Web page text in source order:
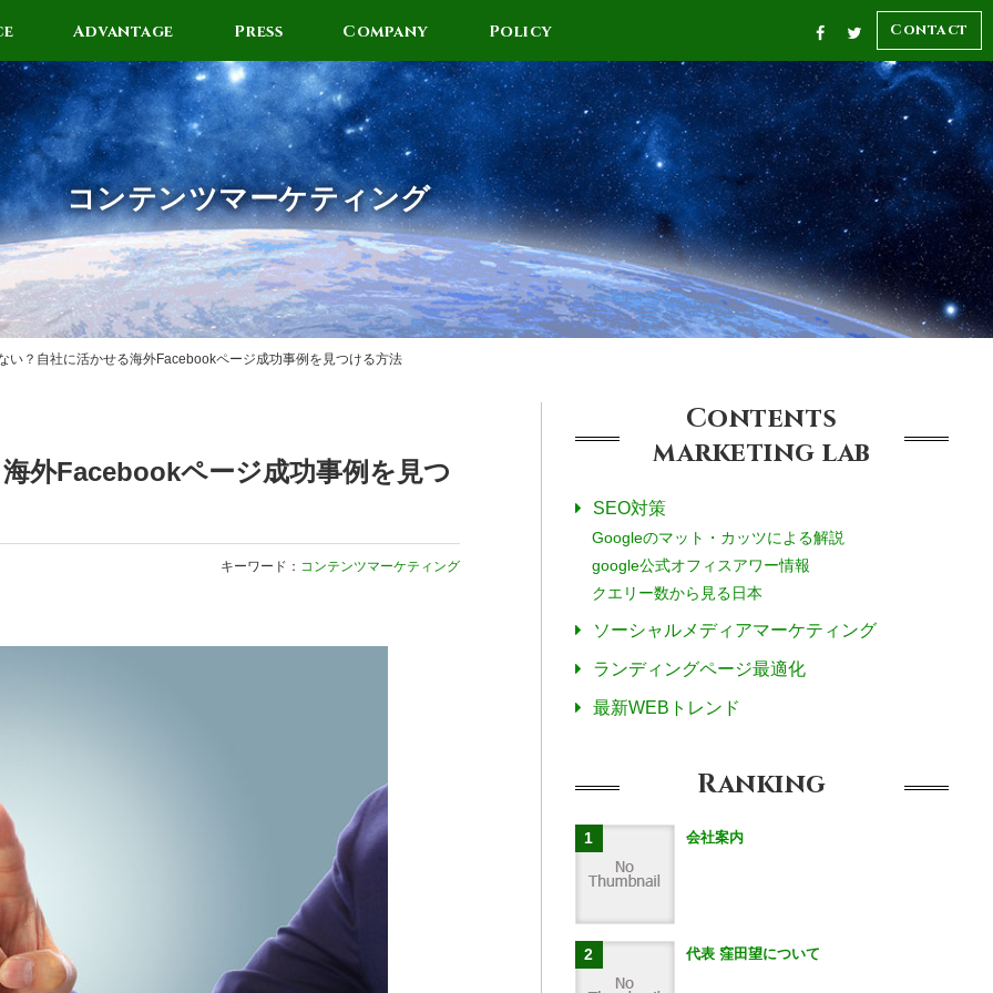
Advantage Press Company Policy Contact
コンテンツマーケティング
い？自社に活かせる海外Facebookページ成功事例を見つける方法
外Facebookページ成功事例を見つ
キーワード： コンテンツマーケティング
Contents
marketinglab
SEO対策
Googleのマット・カッツによる解説
google公式オフィスアワー情報
クエリー数から見る日本
ソーシャルメディアマーケティング
ランディングページ最適化
最新WEBトレンド
Ranking
会社案内
代表 窪田望について